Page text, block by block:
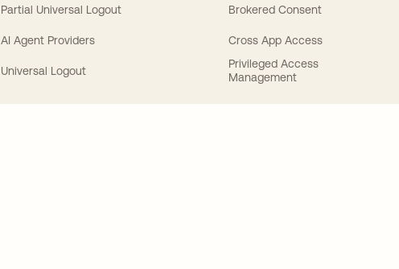
Partial Universal Logout
AI Agent Providers
Universal Logout
Brokered Consent
Cross App Access
Privileged Access
Management